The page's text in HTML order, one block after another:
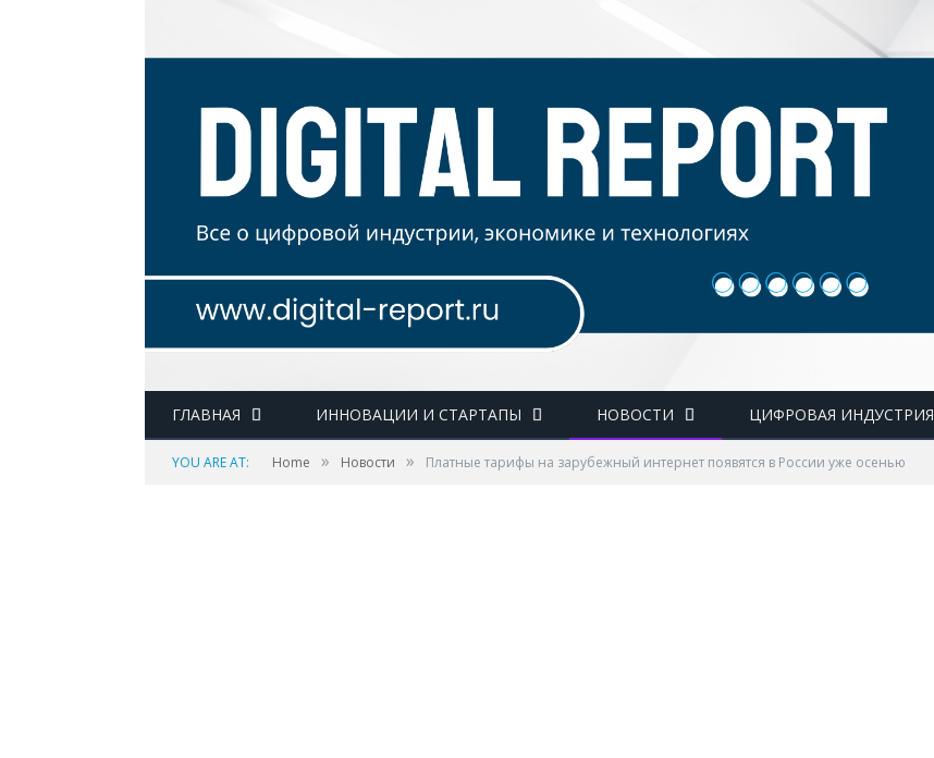
ГЛАВНАЯ ИННОВАЦИИ И СТАРТАПЫ НОВОСТИ ЦИФРОВАЯ ИНДУСТРИЯ
YOU ARE AT: Home » Новости » Платные тарифы на зарубежный интернет появятся в России уже осенью